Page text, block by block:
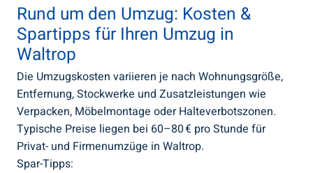
Rund um den Umzug: Kosten &
Spartipps für Ihren Umzug in
Waltrop
Die Umzugskosten variieren je nach Wohnungsgröße,
Entfernung, Stockwerke und Zusatzleistungen wie
Verpacken, Möbelmontage oder Halteverbotszonen.
Typische Preise liegen bei 60–80 € pro Stunde für
Privat- und Firmenumzüge in Waltrop.
Spar-Tipps: